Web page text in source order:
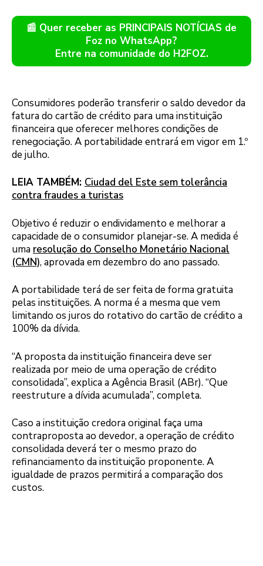
📰 Quer receber as PRINCIPAIS NOTÍCIAS de
Foz no WhatsApp?
Entre na comunidade do H2FOZ.
Consumidores poderão transferir o saldo devedor da
fatura do cartão de crédito para uma instituição
financeira que oferecer melhores condições de
renegociação. A portabilidade entrará em vigor em 1.º
de julho.
LEIA TAMBÉM: Ciudad del Este sem tolerância
contra fraudes a turistas
Objetivo é reduzir o endividamento e melhorar a
capacidade de o consumidor planejar-se. A medida é
uma resolução do Conselho Monetário Nacional
(CMN), aprovada em dezembro do ano passado.
A portabilidade terá de ser feita de forma gratuita
pelas instituições. A norma é a mesma que vem
limitando os juros do rotativo do cartão de crédito a
100% da dívida.
“A proposta da instituição financeira deve ser
realizada por meio de uma operação de crédito
consolidada”, explica a Agência Brasil (ABr). “Que
reestruture a dívida acumulada”, completa.
Caso a instituição credora original faça uma
contraproposta ao devedor, a operação de crédito
consolidada deverá ter o mesmo prazo do
refinanciamento da instituição proponente. A
igualdade de prazos permitirá a comparação dos
custos.